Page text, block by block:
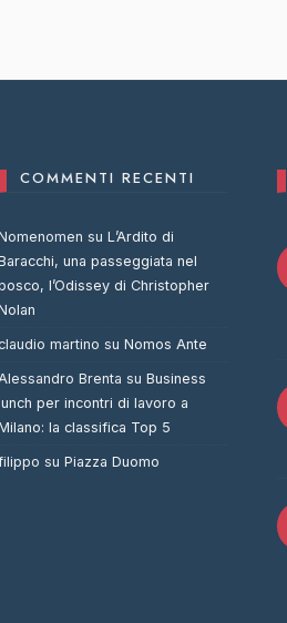
COMMENTI RECENTI
su L’Ardito di
una passeggiata nel
l’Odissey di Christopher
martino su Nomos Ante
Alessandro Brenta su Business
per incontri di lavoro a
la classifica Top 5
su Piazza Duomo